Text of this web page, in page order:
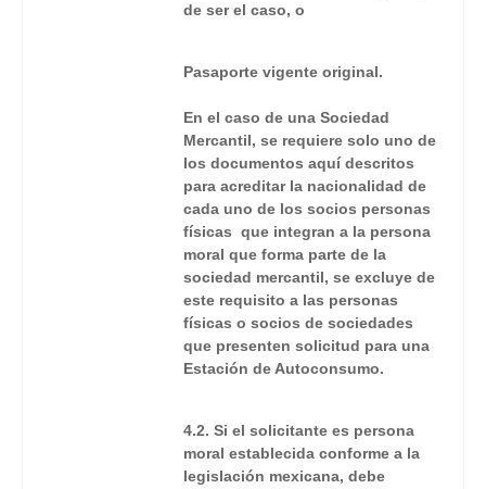
de ser el caso, o
Pasaporte vigente original.
En el caso de una Sociedad
Mercantil, se requiere solo uno de
los documentos aquí descritos
para acreditar la nacionalidad de
cada uno de los socios personas
físicas que integran a la persona
moral que forma parte de la
sociedad mercantil, se excluye de
este requisito a las personas
físicas o socios de sociedades
que presenten solicitud para una
Estación de Autoconsumo.
4.2. Si el solicitante es persona
moral establecida conforme a la
legislación mexicana, debe